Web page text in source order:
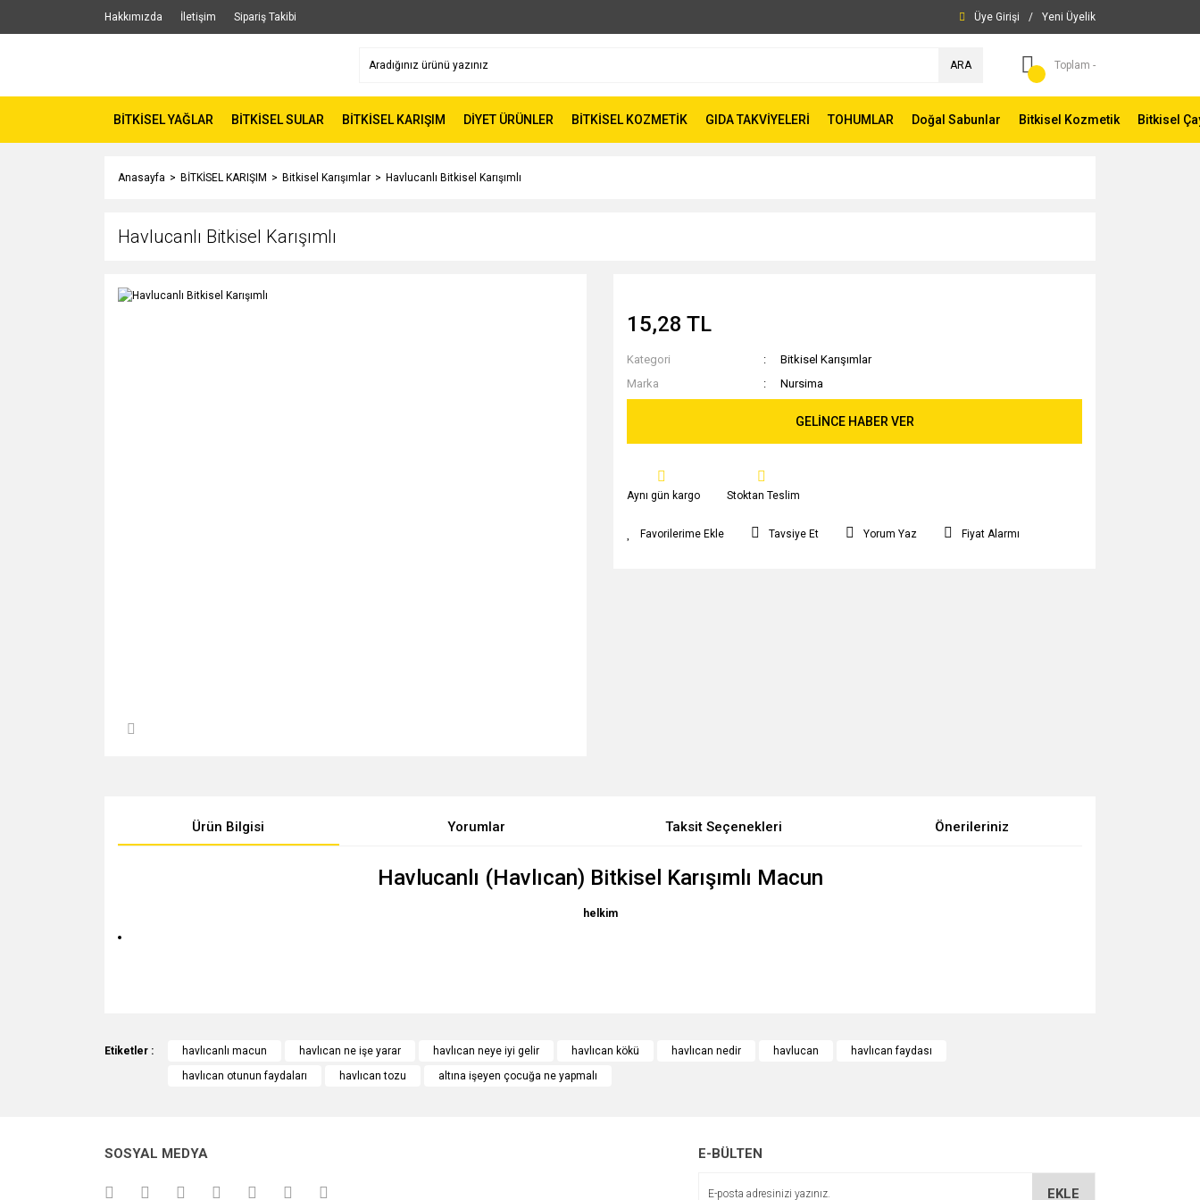
Hakkımızda İletişim Sipariş Takibi Üye Girişi / Yeni Üyelik
ARA Toplam -
BİTKİSEL YAĞLAR BİTKİSEL SULAR BİTKİSEL KARIŞIM DİYET ÜRÜNLER BİTKİSEL KOZMETİK GIDA TAKVİYELERİ TOHUMLAR Doğal Sabunlar Bitkisel Kozmetik Bitkisel
Anasayfa BİTKİSEL KARIŞIM Bitkisel Karışımlar Havlucanlı Bitkisel Karışımlı
Havlucanlı Bitkisel Karışımlı
15,28 TL
Kategori
Bitkisel Karışımlar
Marka
Nursima
GELİNCE HABER VER
Aynı gün kargo Stoktan Teslim
Tavsiye Et Yorum Yaz Fiyat Alarmı
Ürün Bilgisi Yorumlar Taksit Seçenekleri Önerileriniz
Havlucanlı (Havlıcan) Bitkisel Karışımlı Macun
helkim
Bu ürüne ilk yorumu siz yapın!
Ürün resmi kalitesiz, bozuk veya görüntülenemiyor.
Ürün fiyatı diğer sitelerden daha pahalı.
Etiketler : havlıcanlı macun havlıcan ne işe yarar havlıcan neye iyi gelir havlıcan kökü havlıcan nedir havlucan
havlıcan faydası
havlıcan otunun faydaları
havlıcan tozu altına işeyen çocuğa ne yapmalı
SOSYAL MEDYA E-BÜLTEN
EKLE